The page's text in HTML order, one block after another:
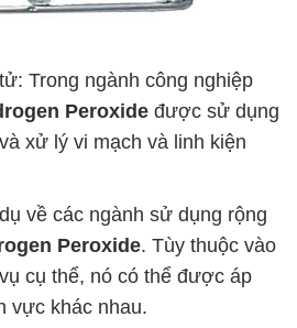
Trong ngành công nghiệp
Peroxide được sử dụng
xử lý vi mạch và linh kiện
về các ngành sử dụng rộng
Peroxide. Tùy thuộc vào
cụ thể, nó có thể được áp
vực khác nhau.